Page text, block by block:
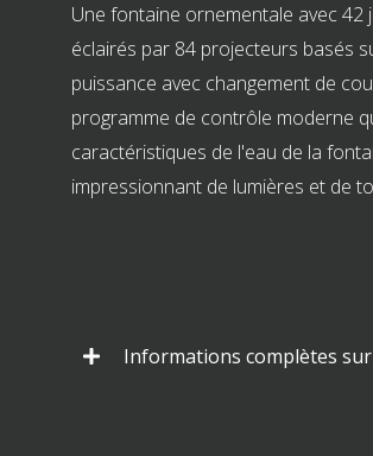
Une fontaine ornementale avec 42
éclairés par 84 projecteurs basés
puissance avec changement de
programme de contrôle moderne
caractéristiques de l'eau de la
impressionnant de lumières et de
Informations complètes